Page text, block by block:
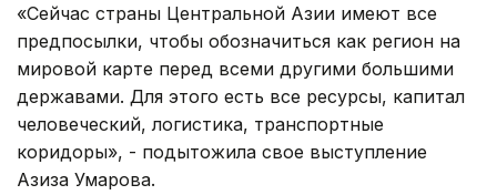
«Сейчас страны Центральной Азии имеют все
предпосылки, чтобы обозначиться как регион на
мировой карте перед всеми другими большими
державами. Для этого есть все ресурсы, капитал
человеческий, логистика, транспортные
коридоры», - подытожила свое выступление
Азиза Умарова.